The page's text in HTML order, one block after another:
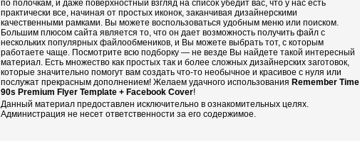
по полочкам, и даже поверхностный взгляд на список убедит вас, что у нас есть
практически все, начиная от простых иконок, заканчивая дизайнерскими
качественными рамками. Вы можете воспользоваться удобным меню или поиском.
Большим плюсом сайта является то, что он дает возможность получить файл с
нескольких популярных файлообмеников, и Вы можете выбрать тот, с которым
работаете чаще. Посмотрите всю подборку — не везде Вы найдете такой интересный
материал. Есть множество как простых так и более сложных дизайнерских заготовок,
которые значительно помогут вам создать что-то необычное и красивое с нуля или
послужат прекрасным дополнением! Желаем удачного использования Remember Time
90s Premium Flyer Template + Facebook Cover!
Данный материал предоставлен исключительно в ознакомительных целях.
Администрация не несет ответственности за его содержимое.